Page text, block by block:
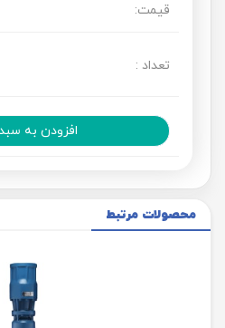
قیمت:
تعداد :
افزودن به
محصولات مرتبط